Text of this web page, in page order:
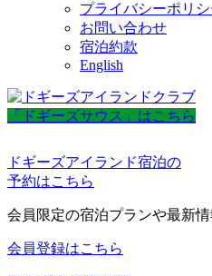
プライバシーポリシ
お問い合わせ
宿泊約款
English
「ドギーズサウス」はこちら
ドギーズアイランド宿泊の
予約はこちら
会員限定の宿泊プランや最新
会員登録はこちら